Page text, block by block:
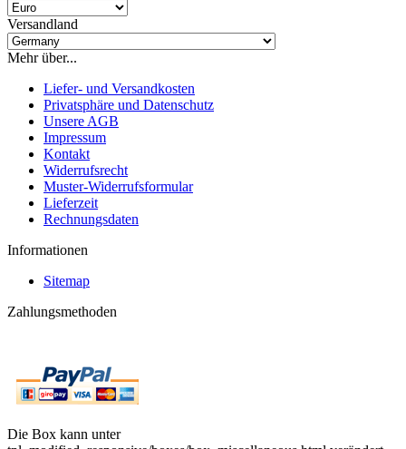
Versandland
Mehr über...
Liefer- und Versandkosten
Privatsphäre und Datenschutz
Unsere AGB
Impressum
Kontakt
Widerrufsrecht
Muster-Widerrufsformular
Lieferzeit
Rechnungsdaten
Informationen
Sitemap
Zahlungsmethoden
Die Box kann unter